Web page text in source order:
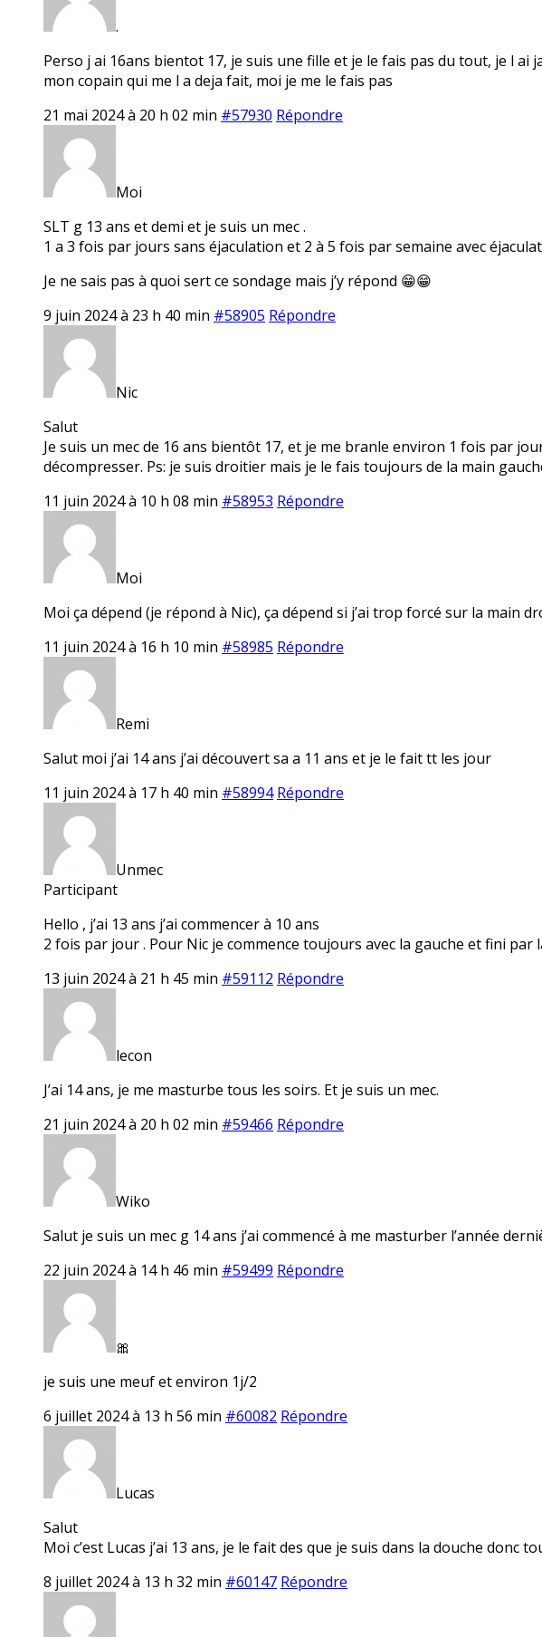
.
Perso j ai 16ans bientot 17, je suis une fille et je le fais pas du tout, je l
mon copain qui me l a deja fait, moi je me le fais pas
21 mai 2024 à 20 h 02 min #57930 Répondre
Moi
SLT g 13 ans et demi et je suis un mec .
1 a 3 fois par jours sans éjaculation et 2 à 5 fois par semaine avec
Je ne sais pas à quoi sert ce sondage mais j’y répond 😁😁
9 juin 2024 à 23 h 40 min #58905 Répondre
Nic
Salut
Je suis un mec de 16 ans bientôt 17, et je me branle environ 1 fois par
décompresser. Ps: je suis droitier mais je le fais toujours de la main
11 juin 2024 à 10 h 08 min #58953 Répondre
Moi
Moi ça dépend (je répond à Nic), ça dépend si j’ai trop forcé sur la main
11 juin 2024 à 16 h 10 min #58985 Répondre
Remi
Salut moi j’ai 14 ans j’ai découvert sa a 11 ans et je le fait tt les jour
11 juin 2024 à 17 h 40 min #58994 Répondre
Unmec
Participant
Hello , j’ai 13 ans j’ai commencer à 10 ans
2 fois par jour . Pour Nic je commence toujours avec la gauche et fini par
13 juin 2024 à 21 h 45 min #59112 Répondre
lecon
J’ai 14 ans, je me masturbe tous les soirs. Et je suis un mec.
21 juin 2024 à 20 h 02 min #59466 Répondre
Wiko
Salut je suis un mec g 14 ans j’ai commencé à me masturber l’année
22 juin 2024 à 14 h 46 min #59499 Répondre
🎀
je suis une meuf et environ 1j/2
6 juillet 2024 à 13 h 56 min #60082 Répondre
Lucas
Salut
Moi c’est Lucas j’ai 13 ans, je le fait des que je suis dans la douche donc
8 juillet 2024 à 13 h 32 min #60147 Répondre